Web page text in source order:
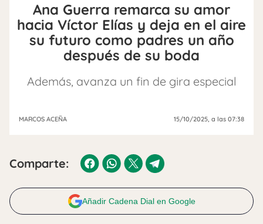
Ana Guerra remarca su amor
hacia Víctor Elías y deja en el aire
su futuro como padres un año
después de su boda
Además, avanza un fin de gira especial
MARCOS ACEÑA 15/10/2025, a las 07:38
Comparte:
Añadir Cadena Dial en Google